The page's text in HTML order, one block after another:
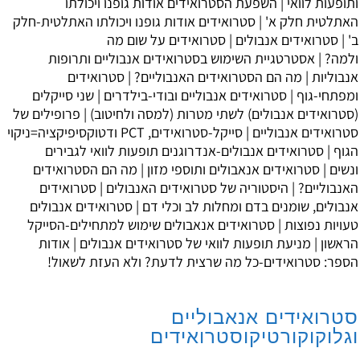
האתלטית חלק א' | סטרואידים אודות גופנו ויכולתו האתלטית-חלק
ב' | סטרואידים אנבולים | סטרואידים על שום מה
ולמה? | אסטרטגיית השימוש בסטרואידים אנבוליים ותרופות
אנבוליות | מה הם הסטרואידים האנבוליים? | סטרואידים
ומפתחי-גוף | סטרואידים אנבוליים ובודי-בילדרים | שני סייקלים
(סטרואידים אנבולים) לשתי מטרות (למסה ולחיטוב) | פרופילים של
סטרואידים אנבוליים |
סייקל-סטרואידים, PCT ודטוקסיפיקציה=ניקוי
הגוף | סטרואידים אנבולים-אנדרוגנים תופעות לוואי לגבירים
ונשים | סטרואידים אנאבולים ותוספי מזון | מה הם הסטרואידים
האנבוליים? | היסטוריה של סטרואידים האנבולים | סטרואידים
אנבולים, שומנים בדם ומחלות לב וכלי דם | סטרואידים אנבולים
טעויות נפוצות | סטרואידים אנאבולים שימוש למתחילים-הסייקל
הראשון | מניעת תופעות לוואי של סטרואידים אנבולים | אודות
הספר: סטרואידים-כל מה שרצית לדעת? ולא העזת לשאול!
סטרואידים אנאבוליים
וגלוקוקורטיקוסטרואידים